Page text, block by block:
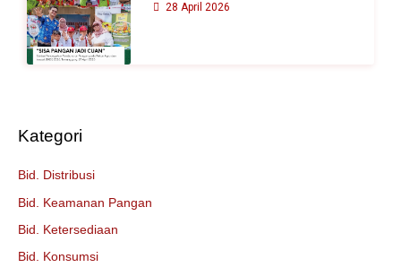
28 April 2026
Kategori
Bid. Distribusi
Bid. Keamanan Pangan
Bid. Ketersediaan
Bid. Konsumsi